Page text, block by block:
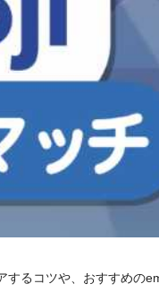
るコツや、おすすめの